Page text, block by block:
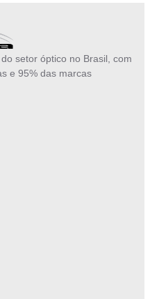
setor óptico no Brasil, com
e 95% das marcas